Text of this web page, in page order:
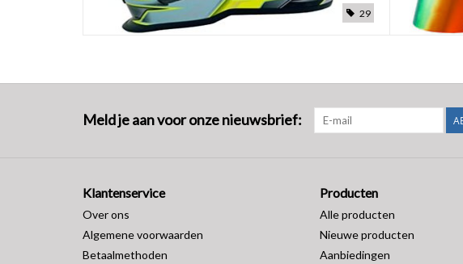
29
Meld je aan voor onze nieuwsbrief:
Klantenservice
Over ons
Algemene voorwaarden
Betaalmethoden
Producten
Alle producten
Nieuwe producten
Aanbiedingen